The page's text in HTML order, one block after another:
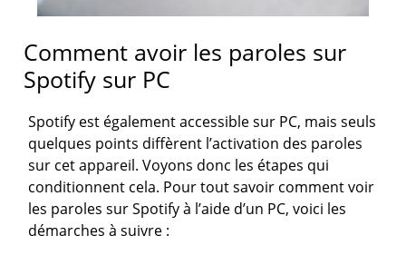
Comment avoir les paroles sur
Spotify sur PC
Spotify est également accessible sur PC, mais seuls
quelques points diffèrent l’activation des paroles
sur cet appareil. Voyons donc les étapes qui
conditionnent cela. Pour tout savoir comment voir
les paroles sur Spotify à l’aide d’un PC, voici les
démarches à suivre :